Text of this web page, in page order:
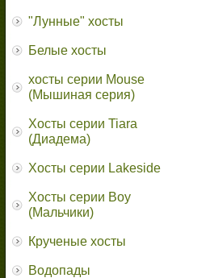
"Лунные" хосты
Белые хосты
хосты серии Mouse
(Мышиная серия)
Хосты серии Tiara
(Диадема)
Хосты серии Lakeside
Хосты серии Boy
(Мальчики)
Крученые хосты
Водопады